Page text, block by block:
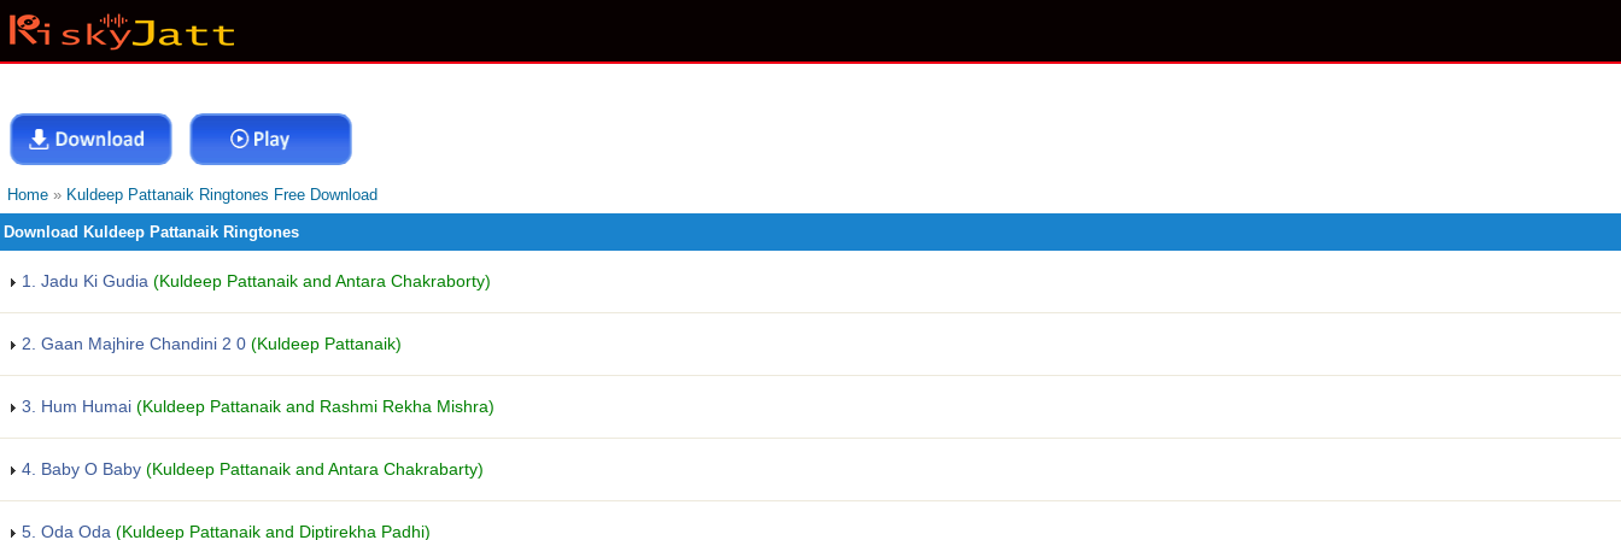
Home » Kuldeep Pattanaik Ringtones Free Download
Download Kuldeep Pattanaik Ringtones
1. Jadu Ki Gudia (Kuldeep Pattanaik and Antara Chakraborty)
2. Gaan Majhire Chandini 2 0 (Kuldeep Pattanaik)
3. Hum Humai (Kuldeep Pattanaik and Rashmi Rekha Mishra)
4. Baby O Baby (Kuldeep Pattanaik and Antara Chakrabarty)
5. Oda Oda (Kuldeep Pattanaik and Diptirekha Padhi)